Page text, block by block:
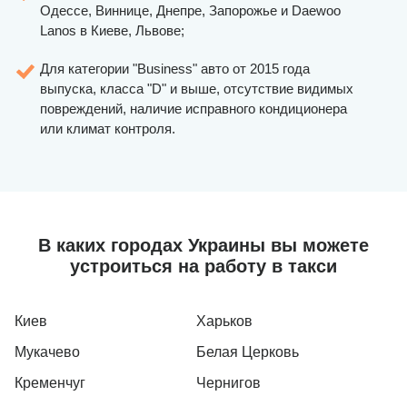
Одессе, Виннице, Днепре, Запорожье и Daewoo
Lanos в Киеве, Львове;
Для категории "Business" авто от 2015 года
выпуска, класса "D" и выше, отсутствие видимых
повреждений, наличие исправного кондиционера
или климат контроля.
В каких городах Украины вы можете
устроиться на работу в такси
Киев
Харьков
Мукачево
Белая Церковь
Кременчуг
Чернигов